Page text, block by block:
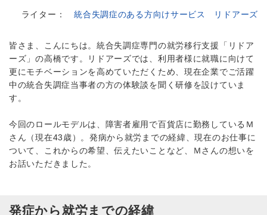
ライター： 統合失調症のある方向けサービス リドアーズ
皆さま、こんにちは。統合失調症専門の就労移行支援「リドア
ーズ」の高橋です。リドアーズでは、利用者様に就職に向けて
更にモチベーションを高めていただくため、現在企業でご活躍
中の統合失調症当事者の方の体験談を聞く研修を設けていま
す。
今回のロールモデルは、障害者雇用で百貨店に勤務しているＭ
さん（現在43歳）。発病から就労までの経緯、現在のお仕事に
ついて、これからの希望、伝えたいことなど、Ｍさんの想いを
お話いただきました。
発症から就労までの経緯